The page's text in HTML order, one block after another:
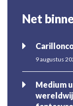
Net
9 augustus
Medium